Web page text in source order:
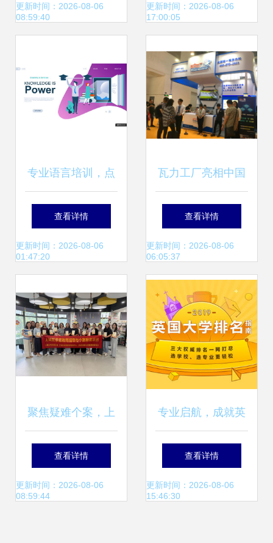
单榜首一览及教育
更新时间：2026-08-06
08:59:40
与教育咨询服务
更新时间：2026-08-06
17:00:05
专业语言培训，点
亮未来之路 全方位
教育服务与精美周
查看详情
更新时间：2026-08-06
01:47:20
瓦力工厂亮相中国
特许加盟展，创新
教育咨询服务引投
资热潮
查看详情
更新时间：2026-08-06
06:05:37
聚焦疑难个案，上
城区探索家庭教育
指导服务新路径
查看详情
更新时间：2026-08-06
08:59:44
专业启航，成就英
伦梦 解析顶级留学
咨询服务机构——
查看详情
更新时间：2026-08-06
15:46:30